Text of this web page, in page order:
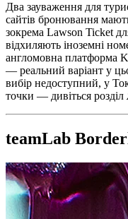
Два зауваження для
сайтів бронювання
зокрема Lawson Ticket
відхиляють іноземні
англомовна платформа
— реальний варіант у
вибір недоступний, у
точки — дивіться розділ
teamLab